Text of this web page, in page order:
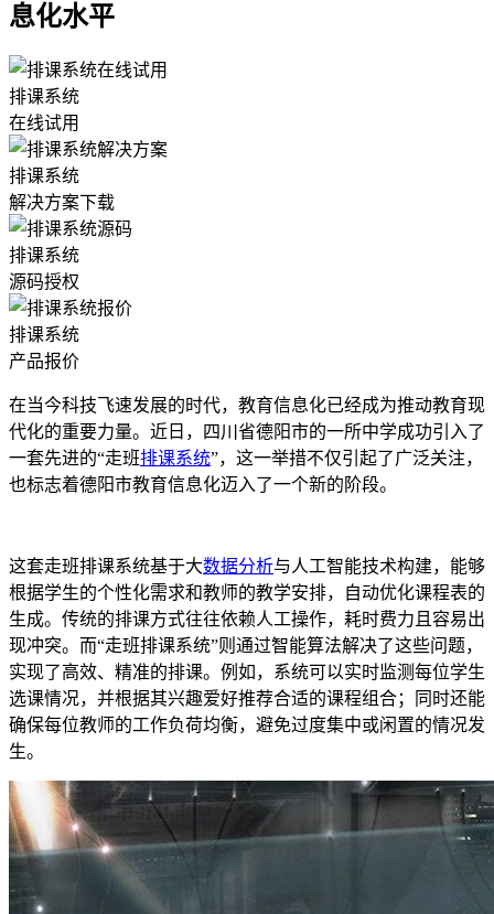
息化水平
排课系统
在线试用
排课系统
解决方案下载
排课系统
源码授权
排课系统
产品报价
在当今科技飞速发展的时代，教育信息化已经成为推动教育现
代化的重要力量。近日，四川省德阳市的一所中学成功引入了
一套先进的“走班排课系统”，这一举措不仅引起了广泛关注，
也标志着德阳市教育信息化迈入了一个新的阶段。
这套走班排课系统基于大数据分析与人工智能技术构建，能够
根据学生的个性化需求和教师的教学安排，自动优化课程表的
生成。传统的排课方式往往依赖人工操作，耗时费力且容易出
现冲突。而“走班排课系统”则通过智能算法解决了这些问题，
实现了高效、精准的排课。例如，系统可以实时监测每位学生
选课情况，并根据其兴趣爱好推荐合适的课程组合；同时还能
确保每位教师的工作负荷均衡，避免过度集中或闲置的情况发
生。